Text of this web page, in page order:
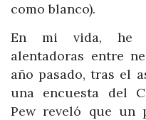
como blanco).
En mi vida, he
alentadoras entre
año pasado, tras el
una encuesta del
Pew reveló que un